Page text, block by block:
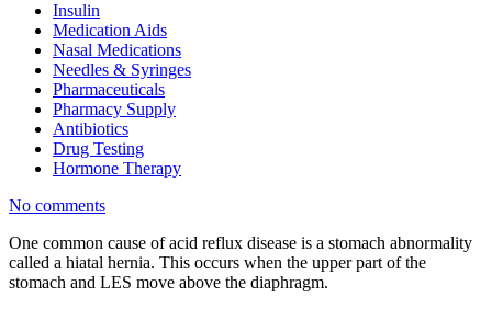
Insulin
Medication Aids
Nasal Medications
Needles & Syringes
Pharmaceuticals
Pharmacy Supply
Antibiotics
Drug Testing
Hormone Therapy
No comments
One common cause of acid reflux disease is a stomach abnormality
called a hiatal hernia. This occurs when the upper part of the
stomach and LES move above the diaphragm.